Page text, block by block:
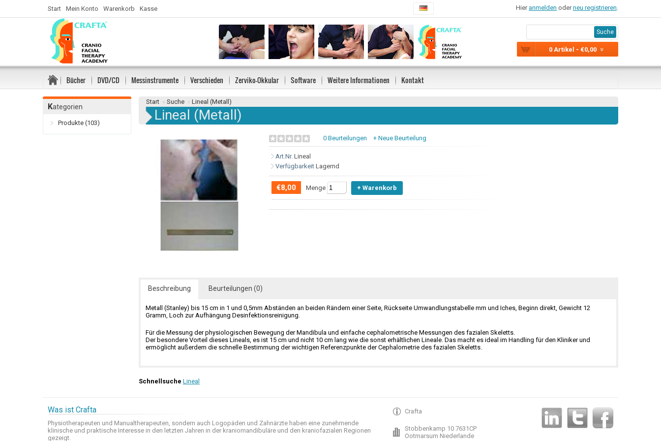
0 Artikel - €0,00
Suche
Start Mein Konto Warenkorb Kasse Hier anmelden oderneu registrieren.
Bücher DVD/CD Messinstrumente Verschieden Zerviko-Okkular Software Weitere Informationen Kontakt
Kategorien
Produkte (103)
Start » Suche » Lineal (Metall)
Lineal (Metall)
0 Beurteilungen + Neue Beurteilung
Art.Nr. Lineal
Verfügbarkeit Lagernd
€8,00 Menge
Beschreibung Beurteilungen (0)
Metall (Stanley) bis 15 cm in 1 und 0,5mm Abständen an beiden Rändern einer Seite, Rückseite Umwandlungstabelle mm und Iches, Beginn direkt, Gewicht 12
Gramm, Loch zur Aufhängung Desinfektionsreinigung.
Für die Messung der physiologischen Bewegung der Mandibula und einfache cephalometrische Messungen des fazialen Skeletts.
Der besondere Vorteil dieses Lineals, es ist 15 cm und nicht 10 cm lang wie die sonst erhältlichen Lineale. Das macht es ideal im Handling für den Kliniker und
ermöglicht außerdem die schnelle Bestimmung der wichtigen Referenzpunkte der Cephalometrie des fazialen Skeletts.
Schnellsuche Lineal
Was ist Crafta
Physiotherapeuten und Manualtherapeuten, sondern auch Logopäden und Zahnärzte haben eine zunehmende
klinische und praktische Interesse in den letzten Jahren in der kraniomandibuläre und den kraniofazialen Regionen
gezeigt.
Crafta
Stobbenkamp 10 7631CP
Ootmarsum Niederlande